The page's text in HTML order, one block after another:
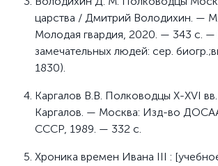
царства / Дмитрий Володихин. —
Молодая гвардия, 2020. — 343 с. —
замечательных людей: сер.
1830).
Каргалов В.В. Полководцы X-XVI
Каргалов. — Москва: Изд-во
СССР, 1989. — 332 с.
Хроника времен Ивана III :